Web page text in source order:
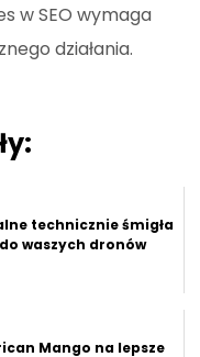
w SEO wymaga
działania.
technicznie śmigła
do waszych dronów
Mango na lepsze